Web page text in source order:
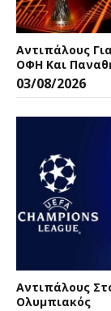
Αντιπάλους
ΟΦΗ Και
03/08/2026
Αντιπάλους
Ολυμπιακός